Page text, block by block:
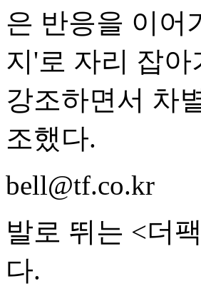
은 반응을 이어
지'로 자리 잡
강조하면서 차
조했다.
bell@tf.co.kr
발로 뛰는 <더
다.